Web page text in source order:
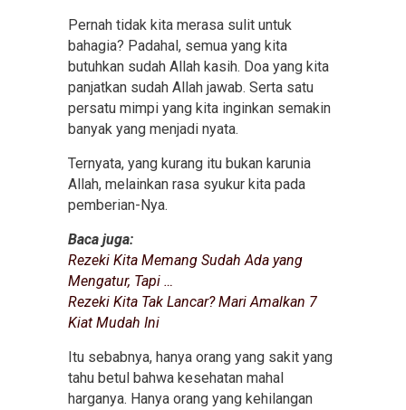
Pernah tidak kita merasa sulit untuk
bahagia? Padahal, semua yang kita
butuhkan sudah Allah kasih. Doa yang kita
panjatkan sudah Allah jawab. Serta satu
persatu mimpi yang kita inginkan semakin
banyak yang menjadi nyata.
Ternyata, yang kurang itu bukan karunia
Allah, melainkan rasa syukur kita pada
pemberian-Nya.
Baca juga:
Rezeki Kita Memang Sudah Ada yang
Mengatur, Tapi …
Rezeki Kita Tak Lancar? Mari Amalkan 7
Kiat Mudah Ini
Itu sebabnya, hanya orang yang sakit yang
tahu betul bahwa kesehatan mahal
harganya. Hanya orang yang kehilangan